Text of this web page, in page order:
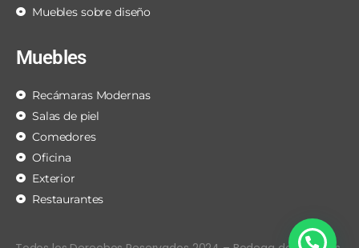
Muebles sobre diseño
Muebles
Recámaras Modernas
Salas de piel
Comedores
Oficina
Exterior
Restaurantes